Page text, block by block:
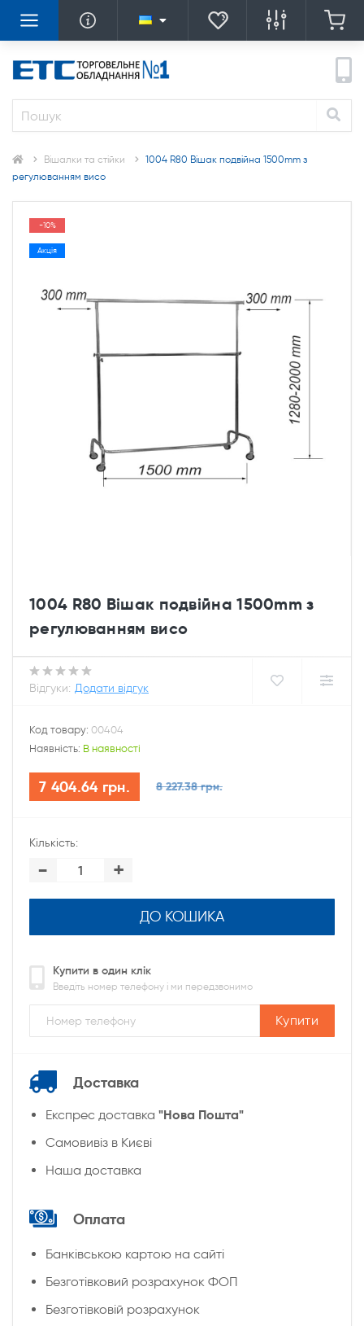
Вішалки та стійки
1004 R80 Вішак подвійна 1500mm з
регулюванням висо
-10%
Акція
1004 R80 Вішак подвійна 1500mm з
регулюванням висо
Відгуки: Додати відгук
Код товару: 00404
Наявність: В наявності
7 404.64 грн. 8 227.38 грн.
Кількість:
- +
ДО КОШИКА
Купити в один клік
Введіть номер телефону і ми передзвонимо
Купити
Доставка
Експрес доставка "Нова Пошта"
Cамовивіз в Києві
Наша доставка
Оплата
Банківською картою на сайті
Безготівковий розрахунок ФОП
Безготівковій розрахунок